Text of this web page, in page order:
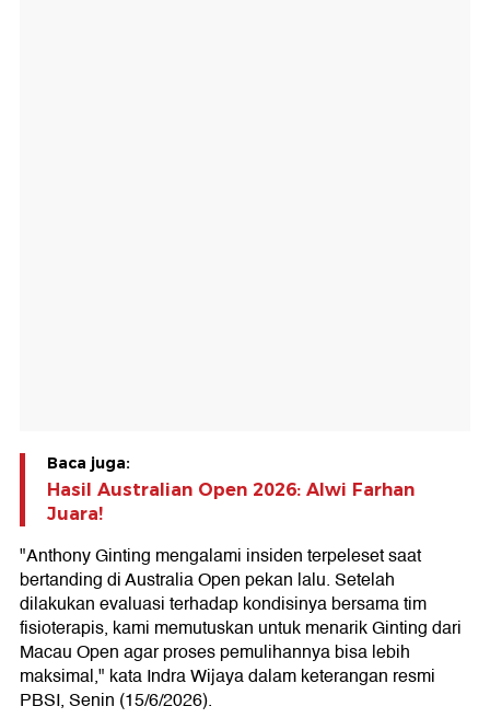
Baca juga:
Hasil Australian Open 2026: Alwi Farhan
Juara!
"Anthony Ginting mengalami insiden terpeleset saat
bertanding di Australia Open pekan lalu. Setelah
dilakukan evaluasi terhadap kondisinya bersama tim
fisioterapis, kami memutuskan untuk menarik Ginting dari
Macau Open agar proses pemulihannya bisa lebih
maksimal," kata Indra Wijaya dalam keterangan resmi
PBSI, Senin (15/6/2026).